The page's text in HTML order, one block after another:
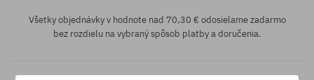
Všetky objednávky v hodnote nad 70,30 € odosielame zadarmo
bez rozdielu na vybraný spôsob platby a doručenia.